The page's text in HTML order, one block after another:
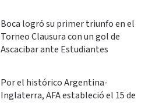
Boca logró su primer triunfo en el
Torneo Clausura con un gol de
Ascacibar ante Estudiantes
Por el histórico Argentina-
Inglaterra, AFA estableció el 15 de